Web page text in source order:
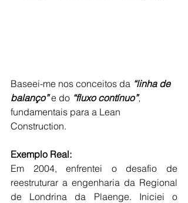
Baseei-me nos conceitos da “linha de
balanço” e do “fluxo contínuo”,
fundamentais para a Lean
Construction.
Exemplo Real:
Em 2004, enfrentei o desafio de
reestruturar a engenharia da Regional
de Londrina da Plaenge. Iniciei o